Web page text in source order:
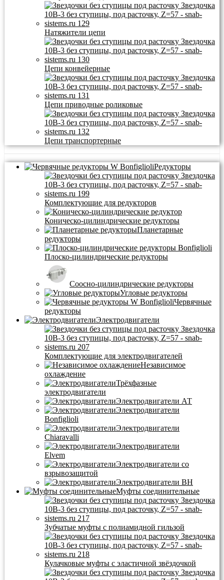
Натяжители цепи
Цепи конвейерные
Цепи приводные роликовые
Цепи транспортерные
Редукторы
Комплектующие для редукторов
Коническо-цилиндрические редукторы
Планетарные
редукторы
Плоско-цилиндрические редукторы
Соосно-цилиндрические редукторы
Угловые редукторы
Червячные
редукторы
Электродвигатели
Комплектующие для электродвигателей
Независимое
охлаждение
Трёхфазные
электродвигатели
Электродвигатели АТ
Электродвигатели
Bonfiglioli
Электродвигатели
Chiaravalli
Электродвигатели
Elvem
Электродвигатели со
взрывозащитой
Электродвигатели BH
Муфты соединительные
Зубчатые муфты с полиамидной гильзой
Кулачковые муфты с эластичной звёздочкой